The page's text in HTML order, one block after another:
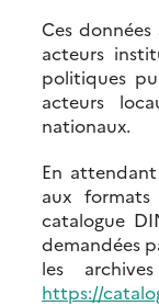
Ces
acteurs
politiques
acteurs
nationaux.
En
aux
catalogue
demandées
les
https://